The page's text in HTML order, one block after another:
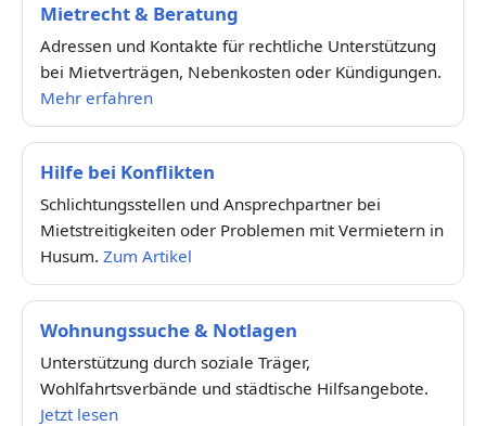
Mietrecht & Beratung
Adressen und Kontakte für rechtliche Unterstützung
bei Mietverträgen, Nebenkosten oder Kündigungen.
Mehr erfahren
Hilfe bei Konflikten
Schlichtungsstellen und Ansprechpartner bei
Mietstreitigkeiten oder Problemen mit Vermietern in
Husum. Zum Artikel
Wohnungssuche & Notlagen
Unterstützung durch soziale Träger,
Wohlfahrtsverbände und städtische Hilfsangebote.
Jetzt lesen